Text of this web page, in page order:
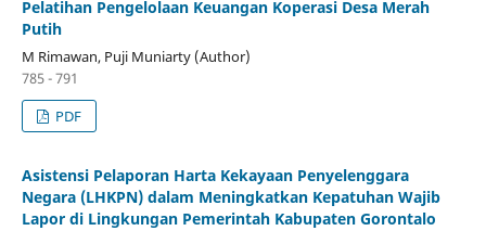
Pelatihan Pengelolaan Keuangan Koperasi Desa Merah
Putih
M Rimawan, Puji Muniarty (Author)
785 - 791
PDF
Asistensi Pelaporan Harta Kekayaan Penyelenggara
Negara (LHKPN) dalam Meningkatkan Kepatuhan Wajib
Lapor di Lingkungan Pemerintah Kabupaten Gorontalo